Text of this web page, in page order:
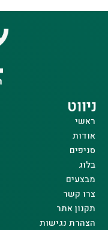
ניווט
ראשי
אודות
סניפים
בלוג
מבצעים
צרו קשר
תקנון אתר
הצהרת נגישות